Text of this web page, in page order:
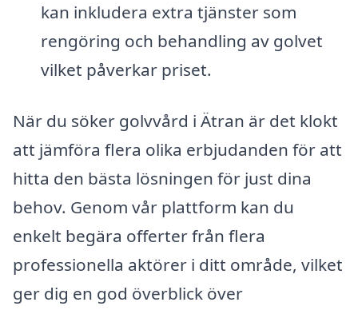
kan inkludera extra tjänster som
rengöring och behandling av golvet
vilket påverkar priset.
När du söker golvvård i Ätran är det klokt
att jämföra flera olika erbjudanden för att
hitta den bästa lösningen för just dina
behov. Genom vår plattform kan du
enkelt begära offerter från flera
professionella aktörer i ditt område, vilket
ger dig en god överblick över